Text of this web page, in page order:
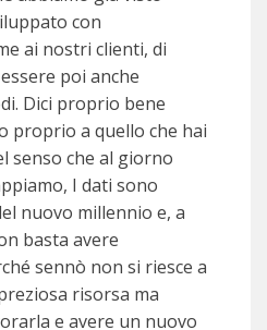
con
ai nostri clienti, di
poi anche
Dici proprio bene
proprio a quello che hai
senso che al giorno
I dati sono
nuovo millennio e, a
basta avere
sennò non si riesce a
risorsa ma
e avere un nuovo